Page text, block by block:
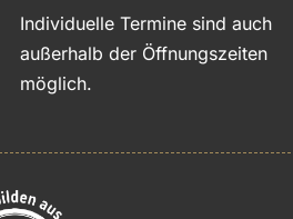
Individuelle Termine sind auch
außerhalb der Öffnungszeiten
möglich.